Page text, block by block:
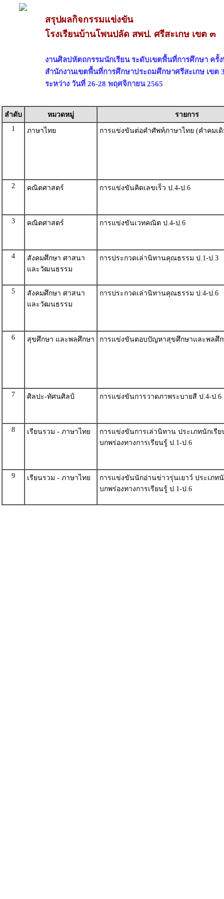
สรุปผลกิจกรรมแข่งขัน
โรงเรียนบ้านโพนปลัด สพป. ศรีสะเกษ เขต ๓
งานศิลปหัตถกรรมนักเรียน ระดับเขตพื้นที่การศึกษา ครั้ง
สำนักงานเขตพื้นที่การศึกษาประถมศึกษาศรีสะเกษ เขต
ระหว่าง วันที่ 26-28 พฤศจิกายน 2565
ลำดับ หมวดหมู่
รายการ
1
ภาษาไทย การแข่งขันต่อคำศัพท์ภาษาไทย (คำคมเดิ
2 คณิตศาสตร์ การแข่งขันคิดเลขเร็ว ป.4-ป.6
3 คณิตศาสตร์ การแข่งขันเวทคณิต ป.4-ป.6
4
สังคมศึกษา ศาสนา
และวัฒนธรรม
การประกวดเล่านิทานคุณธรรม ป.1-ป.3
5
สังคมศึกษา ศาสนา
และวัฒนธรรม
การประกวดเล่านิทานคุณธรรม ป.4-ป.6
6 สุขศึกษา และพลศึกษา การแข่งขันตอบปัญหาสุขศึกษาและพลศึก
7 ศิลปะ-ทัศนศิลป์ การแข่งขันการวาดภาพระบายสี ป.4-ป.6
8 เรียนรวม - ภาษาไทย
การแข่งขันการเล่านิทาน ประเภทนักเรี
บกพร่องทางการเรียนรู้ ป.1-ป.6
9 เรียนรวม - ภาษาไทย
การแข่งขันนักอ่านข่าวรุ่นเยาว์ ประเภท
บกพร่องทางการเรียนรู้ ป.1-ป.6